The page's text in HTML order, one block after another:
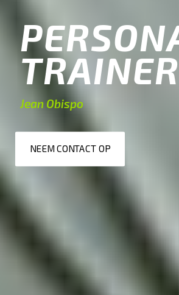
TRAINER
Jean Obispo
NEEM CONTACT OP